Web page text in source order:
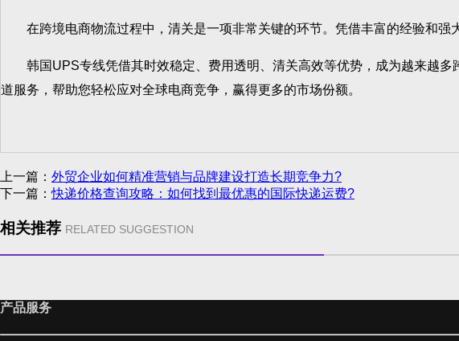
在跨境电商物流过程中，清关是一项非常关键的环节。凭借丰富的经验和强
韩国UPS专线凭借其时效稳定、费用透明、清关高效等优势，成为越来越多
道服务，帮助您轻松应对全球电商竞争，赢得更多的市场份额。
上一篇： 外贸企业如何精准营销与品牌建设打造长期竞争力?
下一篇：快递价格查询攻略：如何找到最优惠的国际快递运费?
相关推荐 RELATED SUGGESTION
产品服务